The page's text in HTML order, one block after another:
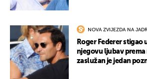
NOVA ZVIJEZDA NA
Roger Federer stigao
njegovu ljubav prema
zaslužan je jedan